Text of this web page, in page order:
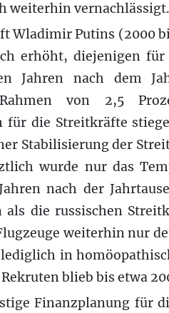
weiterhin vernachlässigt.
Wladimir Putins (2000
erhöht, diejenigen
Jahren nach dem
Rahmen von 2,5
für die Streitkräfte
Stabilisierung der
wurde nur das
nach der
als die russischen
weiterhin nur
in
blieb bis etwa
Finanzplanung für